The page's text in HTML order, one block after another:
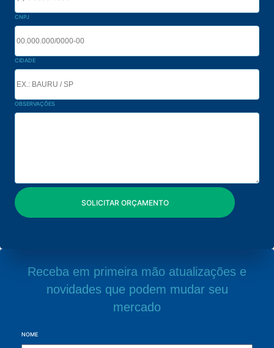
CNPJ
CIDADE
OBSERVAÇÕES
Receba em primeira mão atualizações e
novidades que podem mudar seu
mercado
NOME